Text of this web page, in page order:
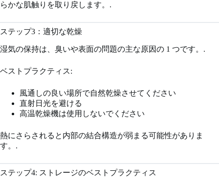
らかな肌触りを取り戻します。.
ステップ3：適切な乾燥
湿気の保持は、臭いや表面の問題の主な原因の 1 つです。.
ベストプラクティス:
風通しの良い場所で自然乾燥させてください
直射日光を避ける
高温乾燥機は使用しないでください
熱にさらされると内部の結合構造が弱まる可能性がありま
す。.
ステップ4: ストレージのベストプラクティス